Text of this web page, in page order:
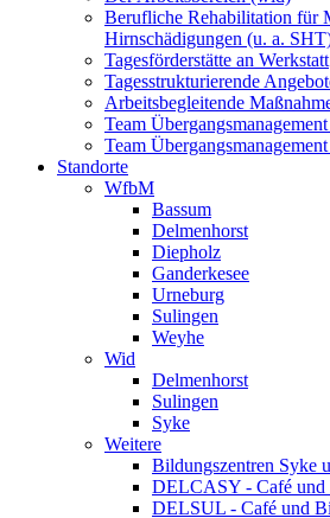
Berufliche Rehabilitation für
Hirnschädigungen (u. a.
Tagesförderstätte an Werkstatt
Tagesstrukturierende
Arbeitsbegleitende
Team
Team
Standorte
WfbM
Bassum
Delmenhorst
Diepholz
Ganderkesee
Urneburg
Sulingen
Weyhe
Wid
Delmenhorst
Sulingen
Syke
Weitere
Bildungszentren Syke
DELCASY - Café und
DELSUL - Café und